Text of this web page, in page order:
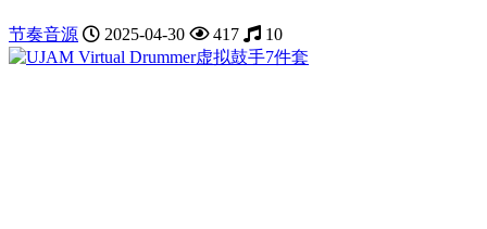
节奏音源 2025-04-30 417 10